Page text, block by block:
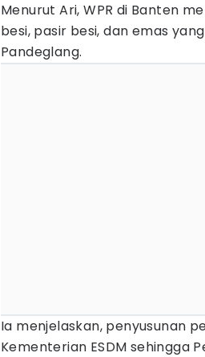
Menurut Ari, WPR di Banten
besi, pasir besi, dan emas
Pandeglang.
Ia menjelaskan, penyusunan
Kementerian ESDM sehingga